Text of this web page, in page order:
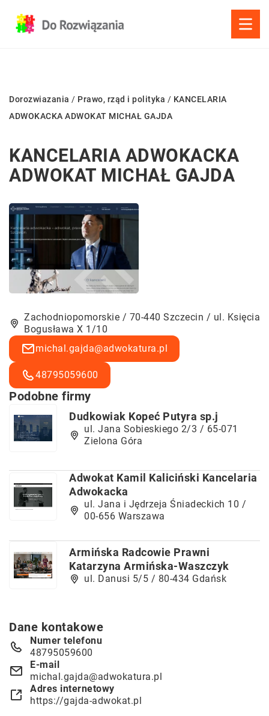
Dorozwiazania / Prawo, rząd i polityka / KANCELARIA
ADWOKACKA ADWOKAT MICHAŁ GAJDA
KANCELARIA ADWOKACKA
ADWOKAT MICHAŁ GAJDA
Zachodniopomorskie / 70-440 Szczecin / ul. Księcia
Bogusława X 1/10
michal.gajda@adwokatura.pl
48795059600
Podobne firmy
Dudkowiak Kopeć Putyra sp.j
ul. Jana Sobieskiego 2/3 / 65-071
Zielona Góra
Adwokat Kamil Kaliciński Kancelaria
Adwokacka
ul. Jana i Jędrzeja Śniadeckich 10 /
00-656 Warszawa
Armińska Radcowie Prawni
Katarzyna Armińska-Waszczyk
ul. Danusi 5/5 / 80-434 Gdańsk
Dane kontakowe
Numer telefonu
48795059600
E-mail
michal.gajda@adwokatura.pl
Adres internetowy
https://gajda-adwokat.pl